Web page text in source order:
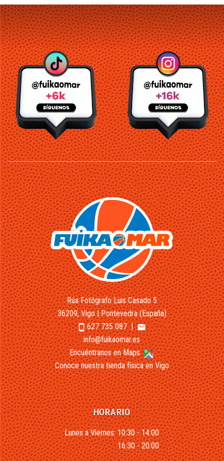
Rúa Fotógrafo Luis Casado 5
36209, Vigo | Pontevedra (España)
smartphone627 735 087|email
info@fuikaomar.es
Encuéntranos en Maps
Conoce nuestra tienda física en Vigo
HORARIO
Lunes a Viernes: 10:30 - 14:00
16:30 - 20:00